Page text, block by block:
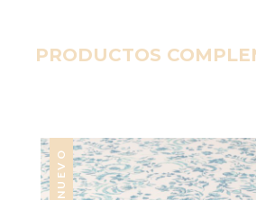
PRODUCTOS
NUEVO